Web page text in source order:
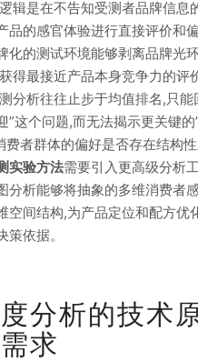
辑是在不告知受测者品牌信息
品的感官体验进行直接评价和
化的测试环境能够剥离品牌光
得最接近产品本身竞争力的评
分析往往止步于均值排名,只能
”这个问题,而无法揭示更关键的
费者群体的偏好是否存在结构性
实验方法需要引入更高级分析
析能够将抽象的多维消费者
空间结构,为产品定位和配方优
依据。
分析的技术
求